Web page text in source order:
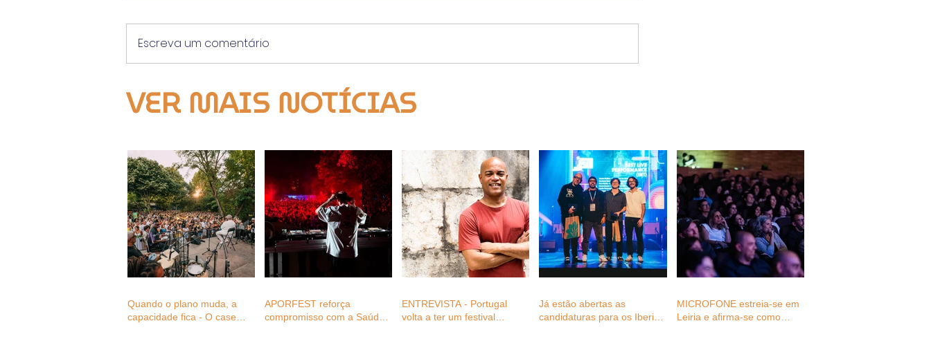
Escreva um comentário
VER MAIS NOTÍCIAS
Quando o plano muda, a
capacidade fica - O case
APORFEST reforça
compromisso com a Saúde
ENTREVISTA - Portugal
volta a ter um festival
Já estão abertas as
candidaturas para os Iberian
MICROFONE estreia-se em
Leiria e afirma-se como